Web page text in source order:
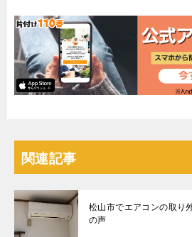
関連記事
松山市でエアコンの取
の声